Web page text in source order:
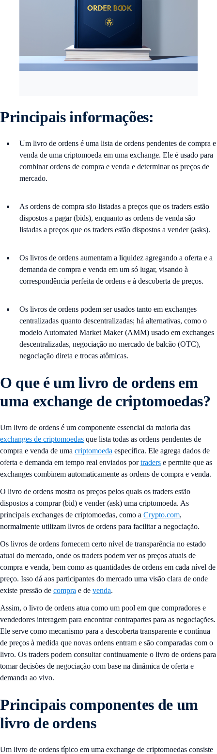
Principais informações:
Um livro de ordens é uma lista de ordens pendentes de compra e
venda de uma criptomoeda em uma exchange. Ele é usado para
combinar ordens de compra e venda e determinar os preços de
mercado.
As ordens de compra são listadas a preços que os traders estão
dispostos a pagar (bids), enquanto as ordens de venda são
listadas a preços que os traders estão dispostos a vender (asks).
Os livros de ordens aumentam a liquidez agregando a oferta e a
demanda de compra e venda em um só lugar, visando à
correspondência perfeita de ordens e à descoberta de preços.
Os livros de ordens podem ser usados tanto em exchanges
centralizadas quanto descentralizadas; há alternativas, como o
modelo Automated Market Maker (AMM) usado em exchanges
descentralizadas, negociação no mercado de balcão (OTC),
negociação direta e trocas atômicas.
O que é um livro de ordens em
uma exchange de criptomoedas?
Um livro de ordens é um componente essencial da maioria das
exchanges de criptomoedas que lista todas as ordens pendentes de
compra e venda de uma criptomoeda específica. Ele agrega dados de
oferta e demanda em tempo real enviados portraders e permite que as
exchanges combinem automaticamente as ordens de compra e venda.
O livro de ordens mostra os preços pelos quais os traders estão
dispostos a comprar (bid) e vender (ask) uma criptomoeda. As
principais exchanges de criptomoedas, como a Crypto.com,
normalmente utilizam livros de ordens para facilitar a negociação.
Os livros de ordens fornecem certo nível de transparência no estado
atual do mercado, onde os traders podem ver os preços atuais de
compra e venda, bem como as quantidades de ordens em cada nível de
preço. Isso dá aos participantes do mercado uma visão clara de onde
existe pressão de compra e de venda.
Assim, o livro de ordens atua como um pool em que compradores e
vendedores interagem para encontrar contrapartes para as negociações.
Ele serve como mecanismo para a descoberta transparente e contínua
de preços à medida que novas ordens entram e são comparadas com o
livro. Os traders podem consultar continuamente o livro de ordens para
tomar decisões de negociação com base na dinâmica de oferta e
demanda ao vivo.
Principais componentes de um
livro de ordens
Um livro de ordens típico em uma exchange de criptomoedas consiste